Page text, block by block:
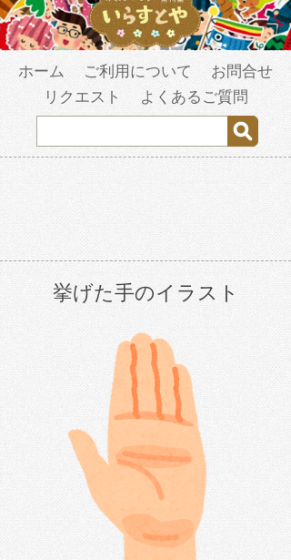
ホーム ご利用について
お問合せ
リクエスト
よくあるご質問
挙げた手のイラスト